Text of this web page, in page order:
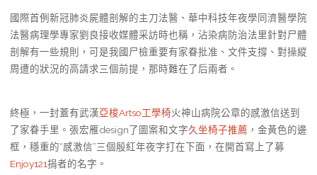
國際首例新冠肺炎屍體剖解的主刀法醫、華中科技年夜學同濟醫學院
法醫病理學專家劉良接收媒體采訪時也稱，沾染病防治法里針對尸體
剖解有一些規則，可是我國尸檢重要有家眷批准、文件支撐、對操縱
周遭的狀況的高請求三個前提，那時難在了后兩者。
終極，一封蓋有武漢亞梭Artso工學椅火神山病院公章的感激信送到
了家眷手里。張宏雁design了圖案和文字久坐椅子推薦 ，金黃色的邊
框，穩重的“感激信”三個殷紅年夜字打在下面，在開首寫上了募
Enjoy121捐者的名字。